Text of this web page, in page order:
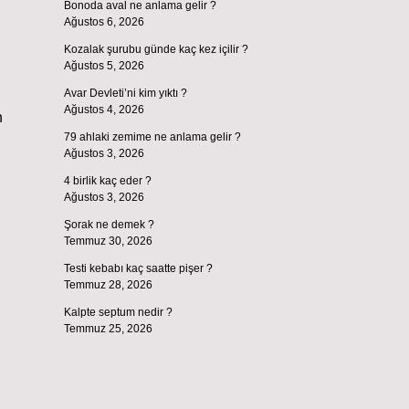
Bonoda aval ne anlama gelir ?
Ağustos 6, 2026
Kozalak şurubu günde kaç kez içilir ?
Ağustos 5, 2026
Avar Devleti’ni kim yıktı ?
Ağustos 4, 2026
79 ahlaki zemime ne anlama gelir ?
Ağustos 3, 2026
4 birlik kaç eder ?
Ağustos 3, 2026
Şorak ne demek ?
Temmuz 30, 2026
Testi kebabı kaç saatte pişer ?
Temmuz 28, 2026
Kalpte septum nedir ?
Temmuz 25, 2026